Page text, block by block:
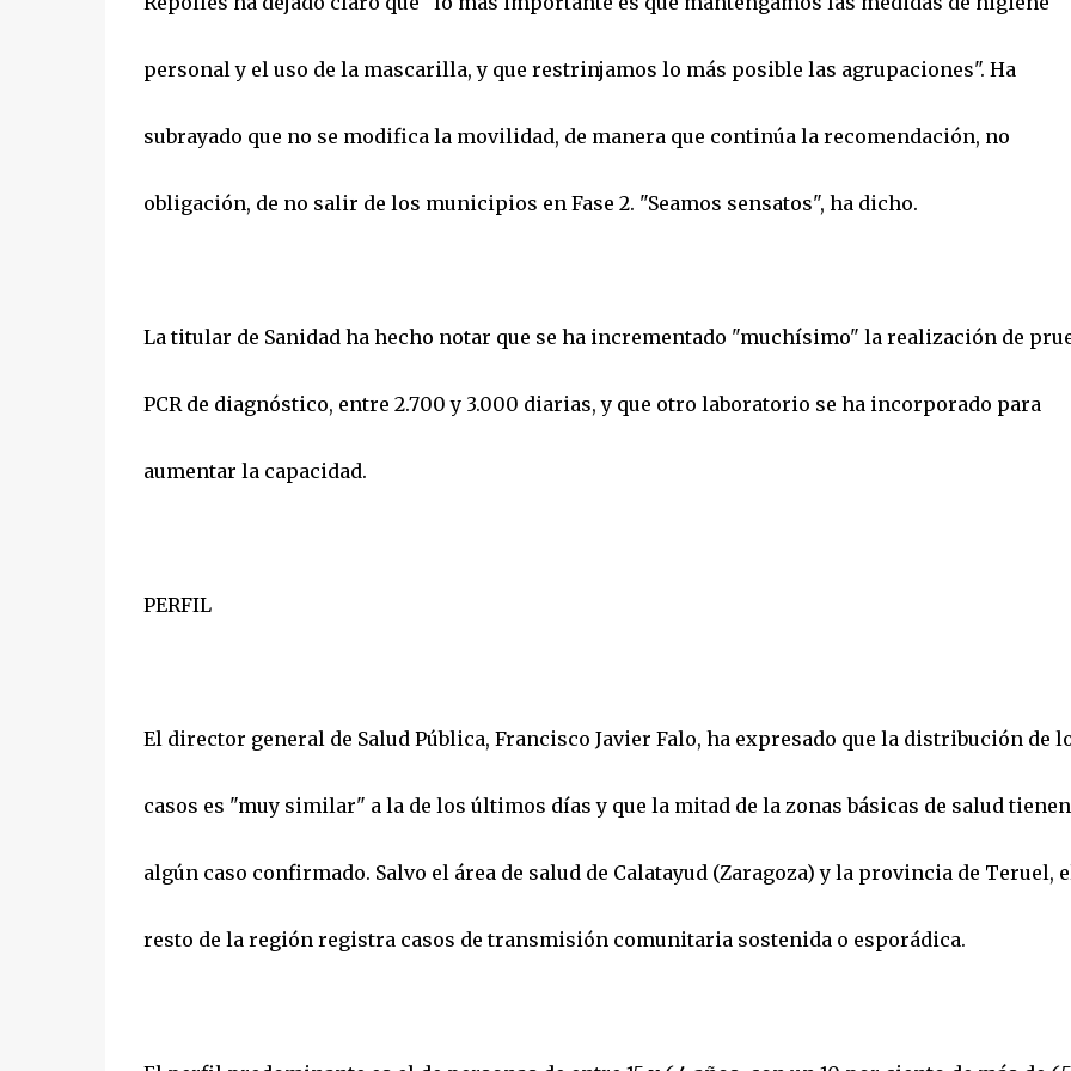
personal y el uso de la mascarilla, y que restrinjamos lo más posible las agrupaciones". Ha
subrayado que no se modifica la movilidad, de manera que continúa la recomendación, no
obligación, de no salir de los municipios en Fase 2. "Seamos sensatos", ha dicho.
La titular de Sanidad ha hecho notar que se ha incrementado "muchísimo" la realización de
PCR de diagnóstico, entre 2.700 y 3.000 diarias, y que otro laboratorio se ha incorporado para
aumentar la capacidad.
PERFIL
El director general de Salud Pública, Francisco Javier Falo, ha expresado que la distribución de
casos es "muy similar" a la de los últimos días y que la mitad de la zonas básicas de salud tienen
algún caso confirmado. Salvo el área de salud de Calatayud (Zaragoza) y la provincia de Teruel,
resto de la región registra casos de transmisión comunitaria sostenida o esporádica.